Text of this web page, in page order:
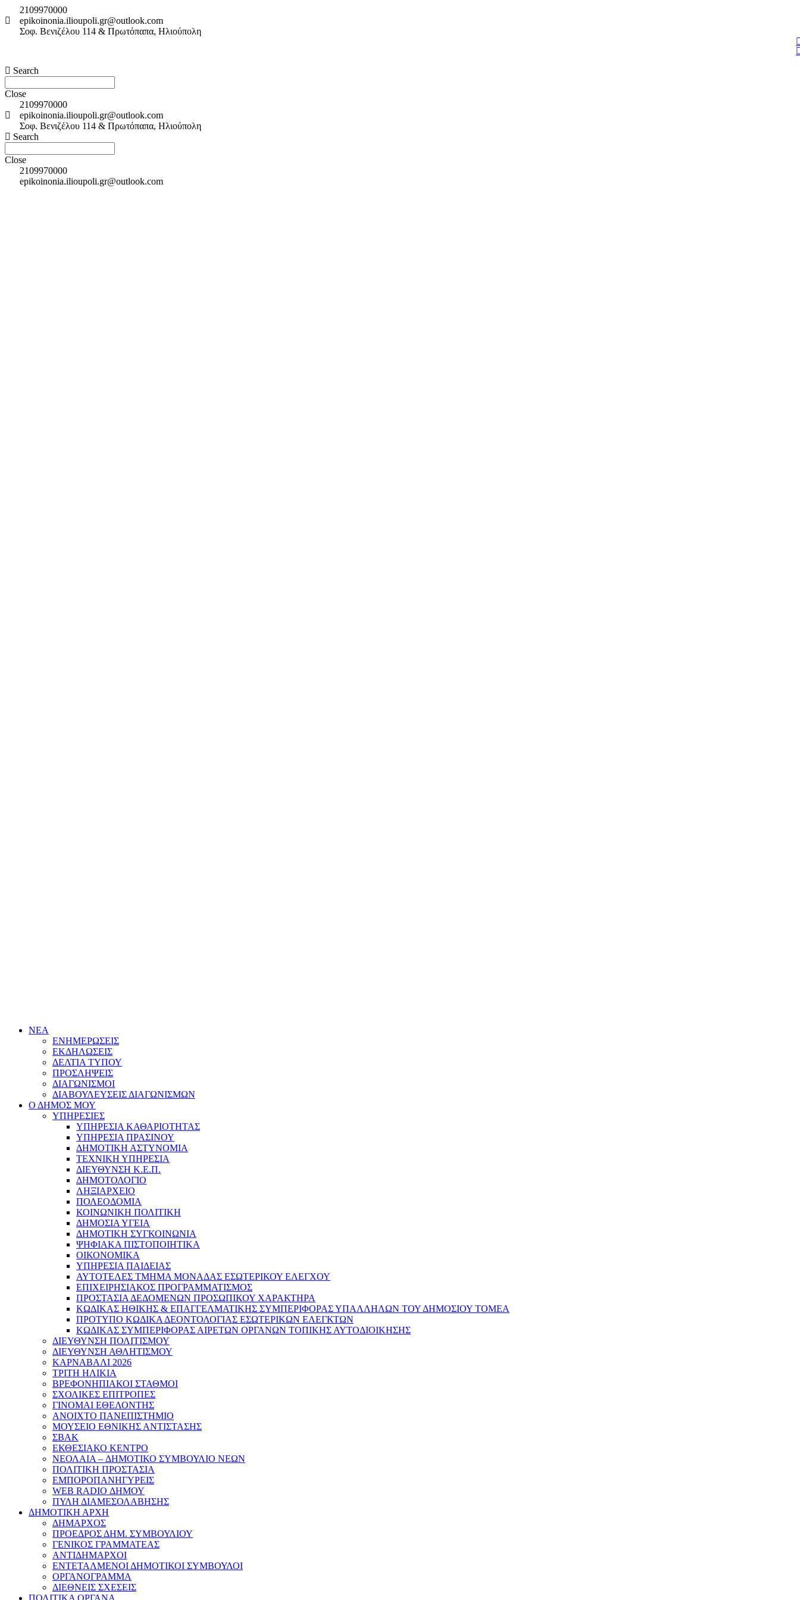
2109970000
epikoinonia.ilioupoli.gr@outlook.com
Σοφ. Βενιζέλου 114 & Πρωτόπαπα, Ηλιούπολη
Search
Close
2109970000
epikoinonia.ilioupoli.gr@outlook.com
Σοφ. Βενιζέλου 114 & Πρωτόπαπα, Ηλιούπολη
Search
Close
2109970000
epikoinonia.ilioupoli.gr@outlook.com
ΝΕΑ
ΕΝΗΜΕΡΩΣΕΙΣ
ΕΚΔΗΛΩΣΕΙΣ
ΔΕΛΤΙΑ ΤΥΠΟΥ
ΠΡΟΣΛΗΨΕΙΣ
ΔΙΑΓΩΝΙΣΜΟΙ
ΔΙΑΒΟΥΛΕΥΣΕΙΣ ΔΙΑΓΩΝΙΣΜΩΝ
Ο ΔΗΜΟΣ ΜΟΥ
ΥΠΗΡΕΣΙΕΣ
ΥΠΗΡΕΣΙΑ ΚΑΘΑΡΙΟΤΗΤΑΣ
ΥΠΗΡΕΣΙΑ ΠΡΑΣΙΝΟΥ
ΔΗΜΟΤΙΚΗ ΑΣΤΥΝΟΜΙΑ
ΤΕΧΝΙΚΗ ΥΠΗΡΕΣΙΑ
ΔΙΕΥΘΥΝΣΗ Κ.Ε.Π.
ΔΗΜΟΤΟΛΟΓΙΟ
ΛΗΞΙΑΡΧΕΙΟ
ΠΟΛΕΟΔΟΜΙΑ
ΚΟΙΝΩΝΙΚΗ ΠΟΛΙΤΙΚΗ
ΔΗΜΟΣΙΑ ΥΓΕΙΑ
ΔΗΜΟΤΙΚΗ ΣΥΓΚΟΙΝΩΝΙΑ
ΨΗΦΙΑΚΑ ΠΙΣΤΟΠΟΙΗΤΙΚΑ
ΟΙΚΟΝΟΜΙΚΑ
ΥΠΗΡΕΣΙΑ ΠΑΙΔΕΙΑΣ
ΑΥΤΟΤΕΛΕΣ ΤΜΗΜΑ ΜΟΝΑΔΑΣ ΕΣΩΤΕΡΙΚΟΥ ΕΛΕΓΧΟΥ
ΕΠΙΧΕΙΡΗΣΙΑΚΟΣ ΠΡΟΓΡΑΜΜΑΤΙΣΜΟΣ
ΠΡΟΣΤΑΣΙΑ ΔΕΔΟΜΕΝΩΝ ΠΡΟΣΩΠΙΚΟΥ ΧΑΡΑΚΤΗΡΑ
ΚΩΔΙΚΑΣ ΗΘΙΚΗΣ & ΕΠΑΓΓΕΛΜΑΤΙΚΗΣ ΣΥΜΠΕΡΙΦΟΡΑΣ ΥΠΑΛΛΗΛΩΝ ΤΟΥ ΔΗΜΟΣΙΟΥ ΤΟΜΕΑ
ΠΡΟΤΥΠΟ ΚΩΔΙΚΑ ΔΕΟΝΤΟΛΟΓΙΑΣ ΕΣΩΤΕΡΙΚΩΝ ΕΛΕΓΚΤΩΝ
ΚΩΔΙΚΑΣ ΣΥΜΠΕΡΙΦΟΡΑΣ ΑΙΡΕΤΩΝ ΟΡΓΑΝΩΝ ΤΟΠΙΚΗΣ ΑΥΤΟΔΙΟΙΚΗΣΗΣ
ΔΙΕΥΘΥΝΣΗ ΠΟΛΙΤΙΣΜΟΥ
ΔΙΕΥΘΥΝΣΗ ΑΘΛΗΤΙΣΜΟΥ
ΚΑΡΝΑΒΑΛΙ 2026
ΤΡΙΤΗ ΗΛΙΚΙΑ
ΒΡΕΦΟΝΗΠΙΑΚΟΙ ΣΤΑΘΜΟΙ
ΣΧΟΛΙΚΕΣ ΕΠΙΤΡΟΠΕΣ
ΓΙΝΟΜΑΙ ΕΘΕΛΟΝΤΗΣ
ΑΝΟΙΧΤΟ ΠΑΝΕΠΙΣΤΗΜΙΟ
ΜΟΥΣΕΙΟ ΕΘΝΙΚΗΣ ΑΝΤΙΣΤΑΣΗΣ
ΣΒΑΚ
ΕΚΘΕΣΙΑΚΟ ΚΕΝΤΡΟ
ΝΕΟΛΑΙA – ΔΗΜΟΤΙΚΟ ΣΥΜΒΟΥΛΙΟ ΝΕΩΝ
ΠΟΛΙΤΙΚΗ ΠΡΟΣΤΑΣΙΑ
ΕΜΠΟΡΟΠΑΝΗΓΥΡΕΙΣ
WEB RADIO ΔΗΜΟΥ
ΠΥΛΗ ΔΙΑΜΕΣΟΛΑΒΗΣΗΣ
ΔΗΜΟΤΙΚΗ ΑΡΧΗ
ΔΗΜΑΡΧΟΣ
ΠΡΟΕΔΡΟΣ ΔΗΜ. ΣΥΜΒΟΥΛΙΟΥ
ΓΕΝΙΚΟΣ ΓΡΑΜΜΑΤΕΑΣ
ΑΝΤΙΔΗΜΑΡΧΟΙ
ΕΝΤΕΤΑΛΜΕΝΟΙ ΔΗΜΟΤΙΚΟΙ ΣΥΜΒΟΥΛΟΙ
ΟΡΓΑΝΟΓΡΑΜΜΑ
ΔΙΕΘΝΕΙΣ ΣΧΕΣΕΙΣ
ΠΟΛΙΤΙΚΑ ΟΡΓΑΝΑ